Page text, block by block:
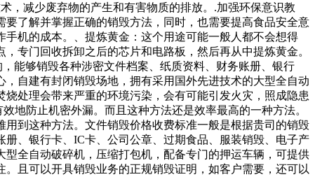
，减少废弃物的产生和有害物质的排放。.加强环保意识教
了解并掌握正确的销毁方法，同时，也需要提高食品安全意
机的成本。、提炼黄金：这个用途可能一般人都不会想得
专门回收拆卸之后的芯片和电路板，然后再从中提炼黄金。
能够销毁各种涉密文件档案、纸质资料、财务账册、银行
自建有封闭销毁场地，拥有采用国外先进技术的大型全自动
处理会带来严重的环境污染，会有可能引发火灾，照成隐患
地防止机密外漏。而且这种方法还是效率最高的一种方法。
到这种方法。文件销毁价格收费标准一般是根据贵司的销毁
、银行卡、IC卡、公司公章、过期食品、服装销毁、电子产
全自动破碎机，压缩打包机，配备专门的押运车辆，可提供
且可以开具销毁业务的正规销毁证明，如客户需要，还可以